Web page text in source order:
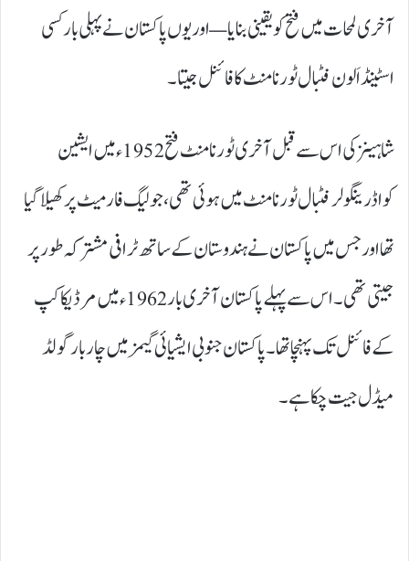
آخری لمحات میں فتح کو یقینی بنایا — اور یوں پاکستان نے پہلی بار کسی
اسٹینڈ اَلون فٹبال ٹورنامنٹ کا فائنل جیتا۔
شاہینز کی اس سے قبل آخری ٹورنامنٹ فتح 1952ء میں ایشین
کواڈرینگولر فٹبال ٹورنامنٹ میں ہوئی تھی، جو لیگ فارمیٹ پر کھیلا گیا
تھا اور جس میں پاکستان نے ہندوستان کے ساتھ ٹرافی مشترکہ طور پر
جیتی تھی۔ اس سے پہلے پاکستان آخری بار 1962ء میں مرڈیکا کپ
کے فائنل تک پہنچا تھا۔ پاکستان جنوبی ایشیائی گیمز میں چار بار گولڈ
میڈل جیت چکا ہے۔